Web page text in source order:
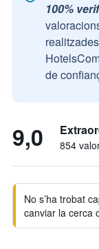
100%
de
9,0 854
No s’ha trobat
canviar la cerca